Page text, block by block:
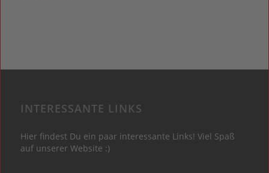
INTERESSANTE LINKS
Hier findest Du ein paar interessante Links! Viel Spaß
auf unserer Website :)